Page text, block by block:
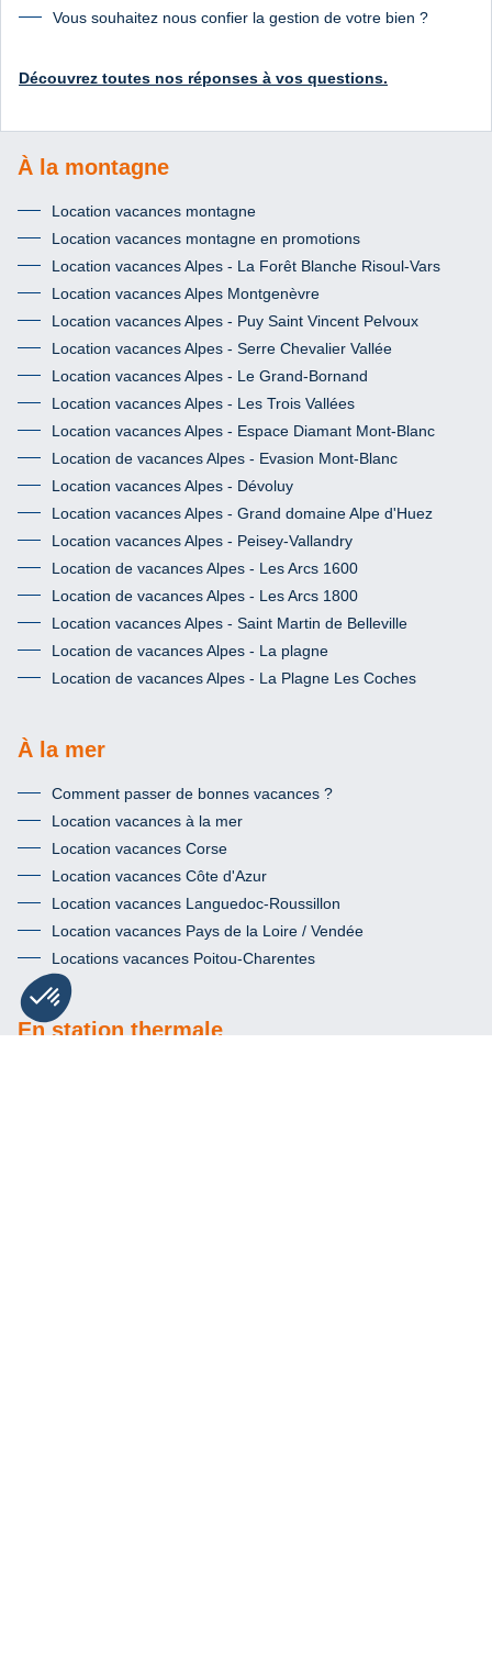
Vous souhaitez nous confier la gestion de votre bien ?
Découvrez toutes nos réponses à vos questions.
À la montagne
Location vacances montagne
Location vacances montagne en promotions
Location vacances Alpes - La Forêt Blanche Risoul-Vars
Location vacances Alpes Montgenèvre
Location vacances Alpes - Puy Saint Vincent Pelvoux
Location vacances Alpes - Serre Chevalier Vallée
Location vacances Alpes - Le Grand-Bornand
Location vacances Alpes - Les Trois Vallées
Location vacances Alpes - Espace Diamant Mont-Blanc
Location de vacances Alpes - Evasion Mont-Blanc
Location vacances Alpes - Dévoluy
Location vacances Alpes - Grand domaine Alpe d'Huez
Location vacances Alpes - Peisey-Vallandry
Location de vacances Alpes - Les Arcs 1600
Location de vacances Alpes - Les Arcs 1800
Location vacances Alpes - Saint Martin de Belleville
Location de vacances Alpes - La plagne
Location de vacances Alpes - La Plagne Les Coches
À la mer
Comment passer de bonnes vacances ?
Location vacances à la mer
Location vacances Corse
Location vacances Côte d'Azur
Location vacances Languedoc-Roussillon
Location vacances Pays de la Loire / Vendée
Locations vacances Poitou-Charentes
En station thermale